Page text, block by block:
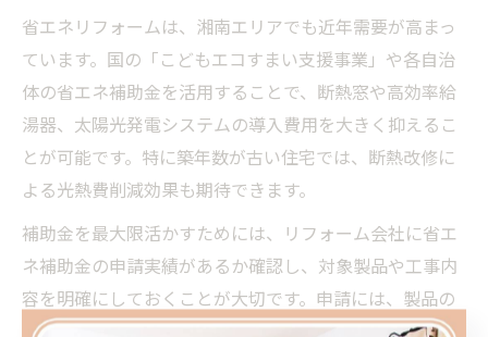
省エネリフォームは、湘南エリアでも近年需要が高まっ
ています。国の「こどもエコすまい支援事業」や各自治
体の省エネ補助金を活用することで、断熱窓や高効率給
湯器、太陽光発電システムの導入費用を大きく抑えるこ
とが可能です。特に築年数が古い住宅では、断熱改修に
よる光熱費削減効果も期待できます。
補助金を最大限活かすためには、リフォーム会社に省エ
ネ補助金の申請実績があるか確認し、対象製品や工事内
容を明確にしておくことが大切です。申請には、製品の
性能証明書や工事写真、工事前後の比較資料などが必要